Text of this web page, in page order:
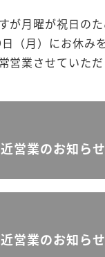
が月曜が祝日のた
（月）にお休みを
営業させていただ
営業のお知らせ
営業のお知らせ